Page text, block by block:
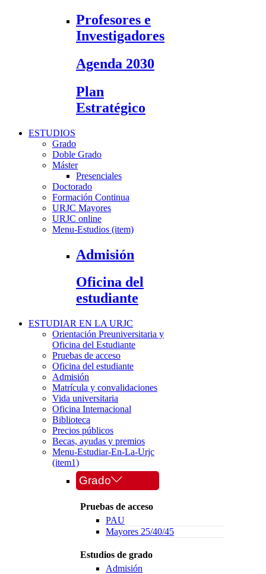
Profesores e
Investigadores
Agenda 2030
Plan
Estratégico
ESTUDIOS
Grado
Doble Grado
Máster
Presenciales
Doctorado
Formación Continua
URJC Mayores
URJC online
Menu-Estudios (item)
Admisión
Oficina del
estudiante
ESTUDIAR EN LA URJC
Orientación Preuniversitaria y
Oficina del Estudiante
Pruebas de acceso
Oficina del estudiante
Admisión
Matrícula y convalidaciones
Vida universitaria
Oficina Internacional
Biblioteca
Precios públicos
Becas, ayudas y premios
Menu-Estudiar-En-La-Urjc
(item1)
Grado
Pruebas de acceso
PAU
Mayores 25/40/45
Estudios de grado
Admisión